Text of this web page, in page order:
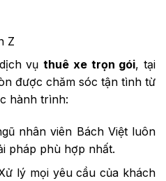
Z
vụthuê xe trọn gói, tại
được chăm sóc tận tình từ
hành trình:
nhân viên Bách Việt luôn
pháp phù hợp nhất.
lý mọi yêu cầu của khách